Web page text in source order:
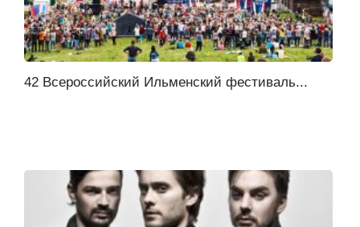
42 Всероссийский Ильменский фестиваль...